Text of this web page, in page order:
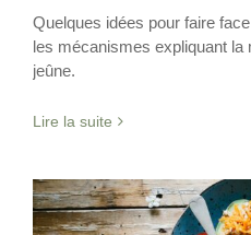
Quelques idées pour faire
les mécanismes expliquant la
jeûne.
Lire la suite